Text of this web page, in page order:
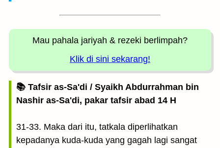
Mau pahala jariyah & rezeki berlimpah?
Klik di sini sekarang!
📚 Tafsir as-Sa'di / Syaikh Abdurrahman bin
Nashir as-Sa'di, pakar tafsir abad 14 H
31-33. Maka dari itu, tatkala diperlihatkan
kepadanya kuda-kuda yang gagah lagi sangat